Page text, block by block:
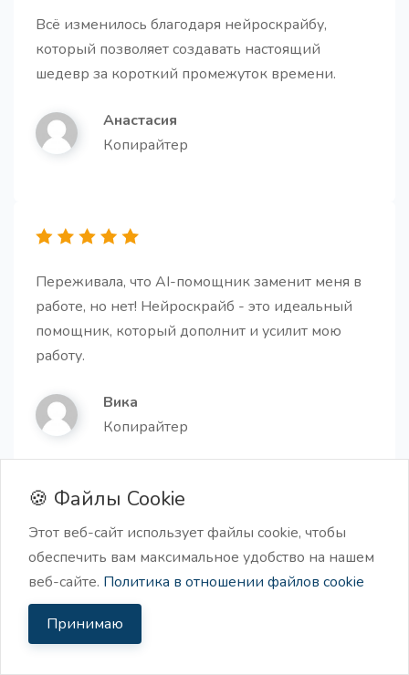
Описание (bio) для компании
Создайте краткое и лаконичное описание для
вашей компании.
Переведите свой контент на любой язык.
Получите готовую пошаговую инструкцию для
любой темы.
Лучшие практики в нише
Получите 10 идей лучших практик в своей нише
Всё изменилось благодаря нейроскрайбу,
который позволяет создавать настоящий
шедевр за короткий промежуток времени.
Анастасия
Копирайтер
Переживала, что AI-помощник заменит меня в
работе, но нет! Нейроскрайб - это идеальный
помощник, который дополнит и усилит мою
работу.
Вика
Копирайтер
🍪 Файлы Cookie
Этот веб-сайт использует файлы cookie, чтобы
обеспечить вам максимальное удобство на нашем
веб-сайте. Политика в отношении файлов cookie
Принимаю